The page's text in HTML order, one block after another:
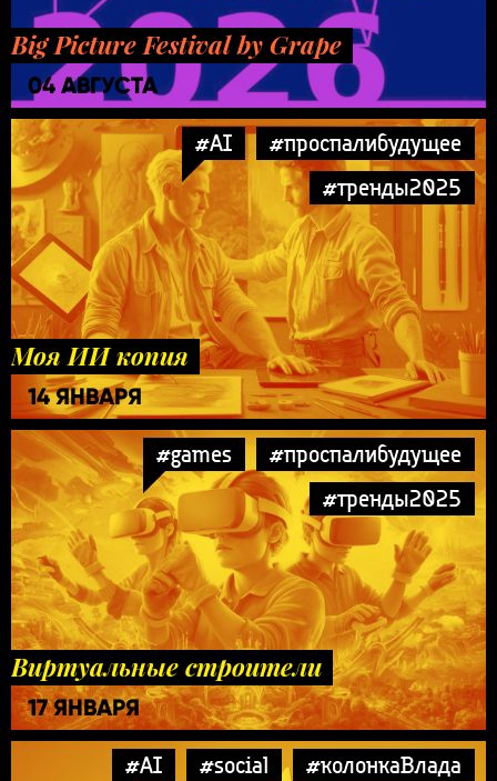
Big Picture Festival by Grape
04 АВГУСТА
#AI
#проспалибудущее
#тренды2025
Моя ИИ копия
14 ЯНВАРЯ
#games
#проспалибудущее
#тренды2025
Виртуальные строители
17 ЯНВАРЯ
#AI #social
#колонкаВлада